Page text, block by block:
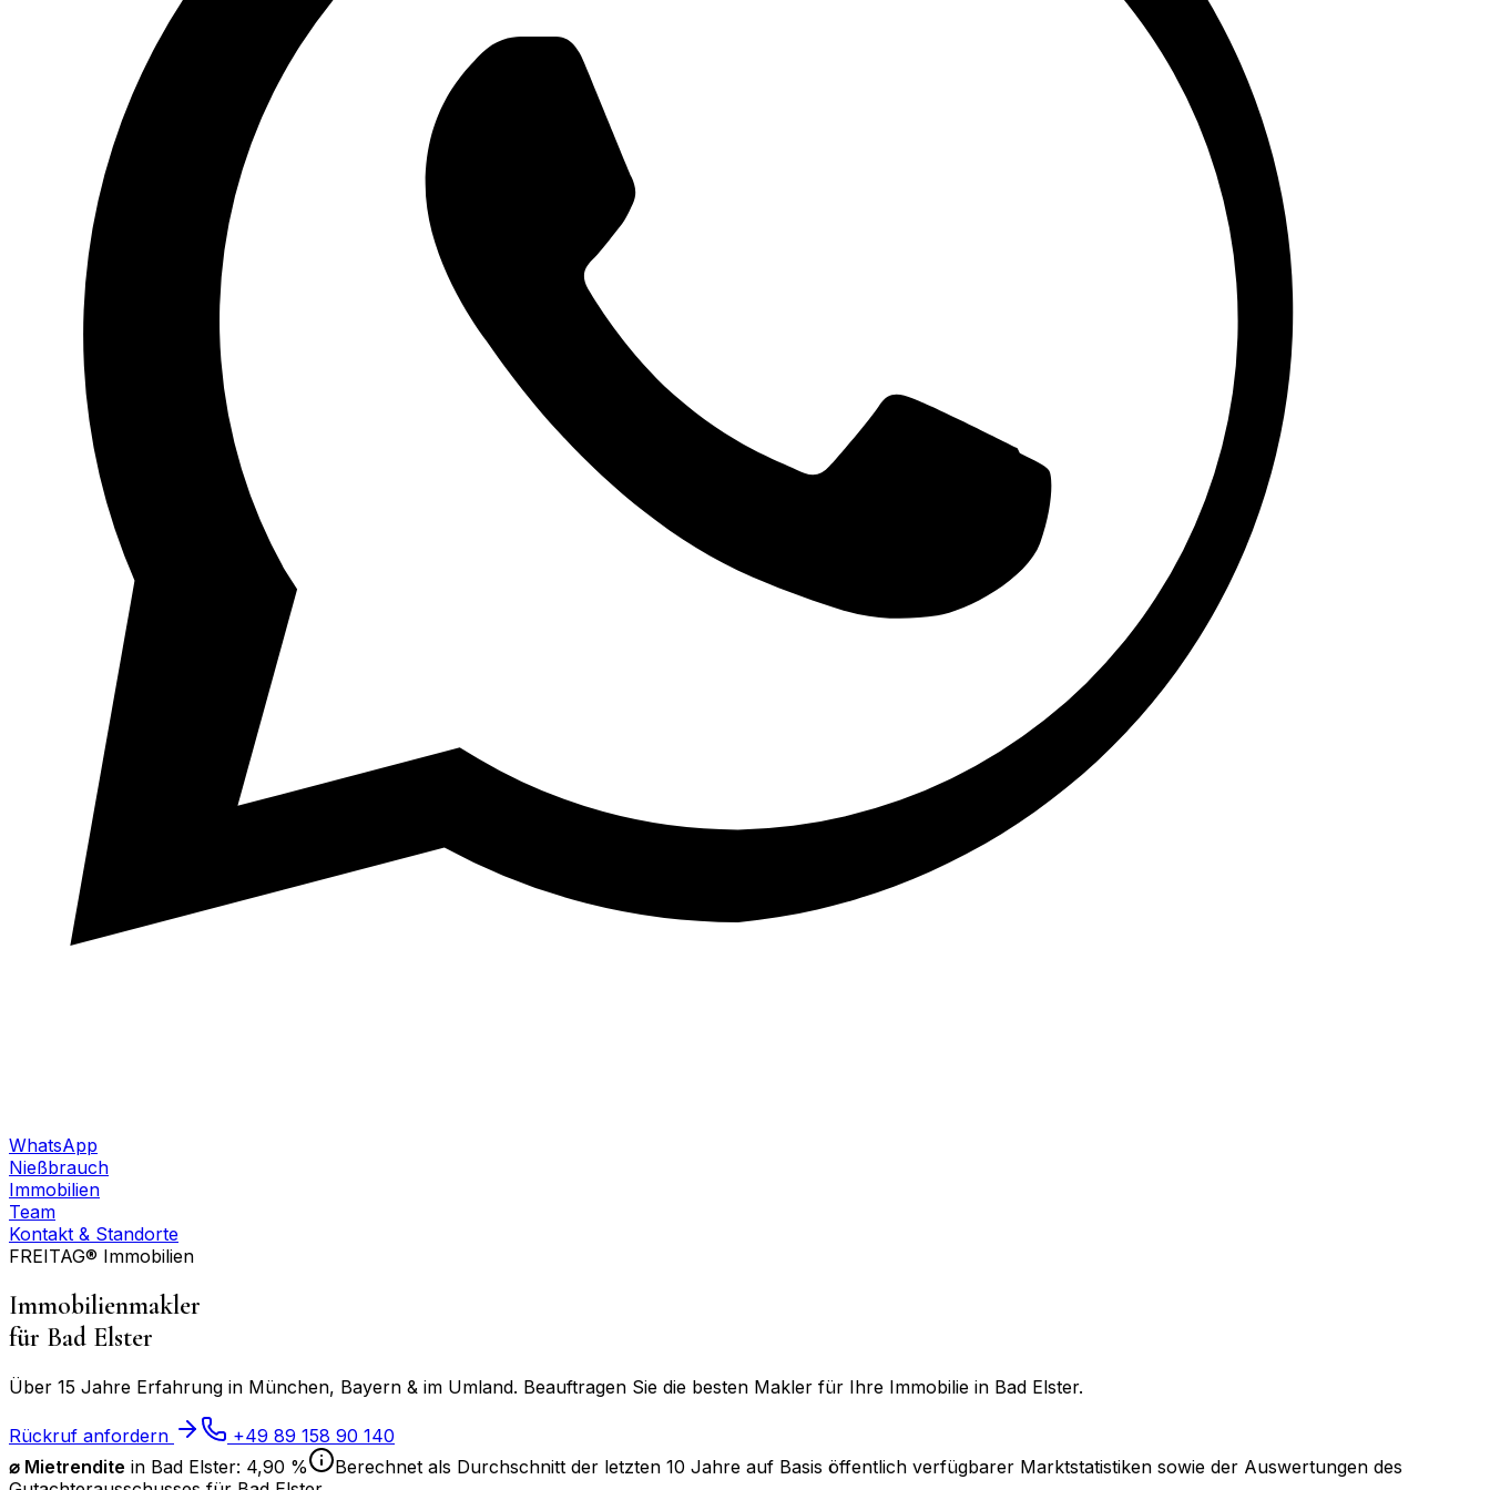
WhatsApp
Nießbrauch
Immobilien
Team
Kontakt & Standorte
FREITAG® Immobilien
Immobilienmakler
für Bad Elster
Über 15 Jahre Erfahrung in München, Bayern & im Umland. Beauftragen Sie die besten Makler für Ihre Immobilie in Bad Elster.
Rückruf anfordern
+49 89 158 90 140
⌀ Mietrendite in Bad Elster: 4,90 %
Berechnet als Durchschnitt der letzten 10 Jahre auf Basis öffentlich verfügbarer Marktstatistiken sowie der Auswertungen des